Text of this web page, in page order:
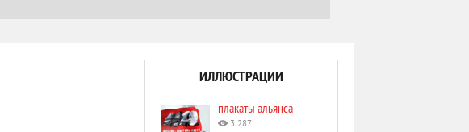
ИЛЛЮСТРАЦИИ
плакаты альянса
3 287